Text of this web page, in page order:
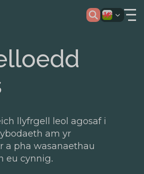
llyfrgell leol agosaf i
am yr
a pha wasanaethau
eu cynnig.